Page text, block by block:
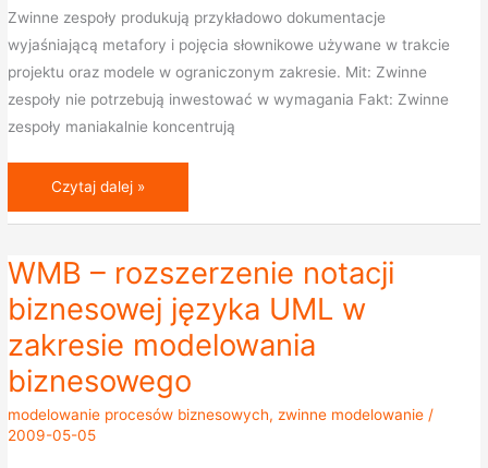
Zwinne zespoły produkują przykładowo dokumentacje
wyjaśniającą metafory i pojęcia słownikowe używane w trakcie
projektu oraz modele w ograniczonym zakresie. Mit: Zwinne
zespoły nie potrzebują inwestować w wymagania Fakt: Zwinne
zespoły maniakalnie koncentrują
Czytaj dalej »
WMB – rozszerzenie notacji
biznesowej języka UML w
zakresie modelowania
biznesowego
modelowanie procesów biznesowych, zwinne modelowanie /
2009-05-05
WMB
rozszerzenie
notacji
biznesowej
UML